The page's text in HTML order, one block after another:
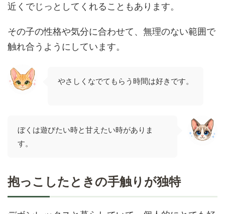
近くでじっとしてくれることもあります。
その子の性格や気分に合わせて、無理のない範囲で
触れ合うようにしています。
やさしくなでてもらう時間は好きです。
ぼくは遊びたい時と甘えたい時がありま
す。
抱っこしたときの手触りが独特